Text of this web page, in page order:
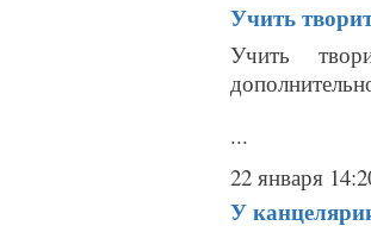
Учить
Учить
...
22 января
У